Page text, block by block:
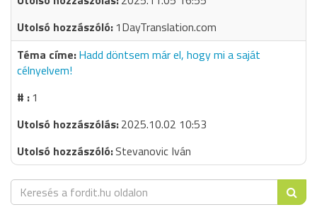
1DayTranslation.com
Hadd döntsem már el, hogy mi a saját
célnyelvem!
1
2025.10.02 10:53
Stevanovic Iván